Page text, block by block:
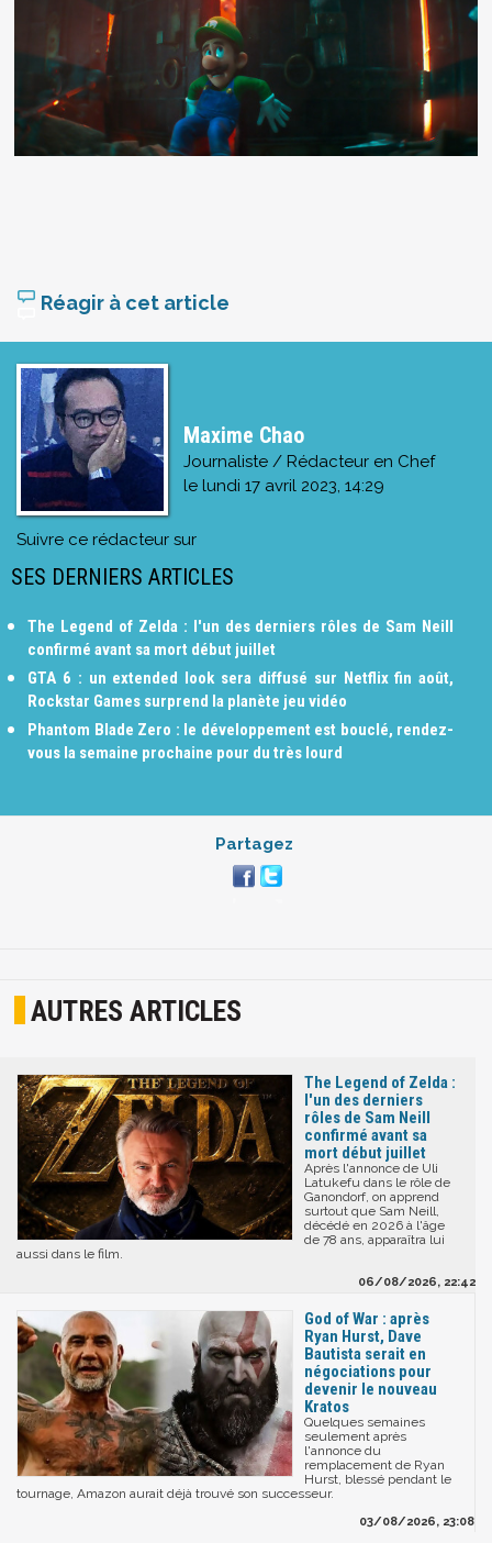
Réagir à cet article
Maxime Chao
Journaliste / Rédacteur en Chef
le lundi 17 avril 2023, 14:29
Suivre ce rédacteur sur
SES DERNIERS ARTICLES
The Legend of Zelda : l'un des derniers rôles de Sam Neill
confirmé avant sa mort début juillet
GTA 6 : un extended look sera diffusé sur Netflix fin août,
Rockstar Games surprend la planète jeu vidéo
Phantom Blade Zero : le développement est bouclé, rendez-
vous la semaine prochaine pour du très lourd
Partagez
AUTRES ARTICLES
The Legend of Zelda :
l'un des derniers
rôles de Sam Neill
confirmé avant sa
mort début juillet
Après l'annonce de Uli
Latukefu dans le rôle de
Ganondorf, on apprend
surtout que Sam Neill,
décédé en 2026 à l'âge
de 78 ans, apparaîtra lui
aussi dans le film.
06/08/2026, 22:42
God of War : après
Ryan Hurst, Dave
Bautista serait en
négociations pour
devenir le nouveau
Kratos
Quelques semaines
seulement après
l'annonce du
remplacement de Ryan
Hurst, blessé pendant le
tournage, Amazon aurait déjà trouvé son successeur.
03/08/2026, 23:08